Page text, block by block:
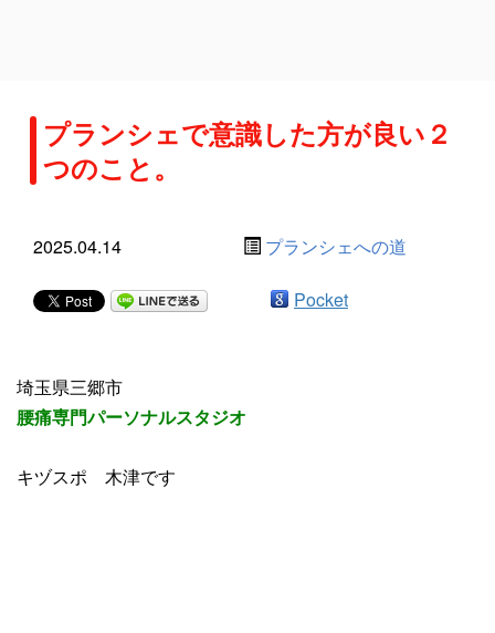
プランシェで意識した方が良い２
つのこと。
2025.04.14 プランシェへの道
Pocket
埼玉県三郷市
腰痛専門パーソナルスタジオ
キヅスポ 木津です